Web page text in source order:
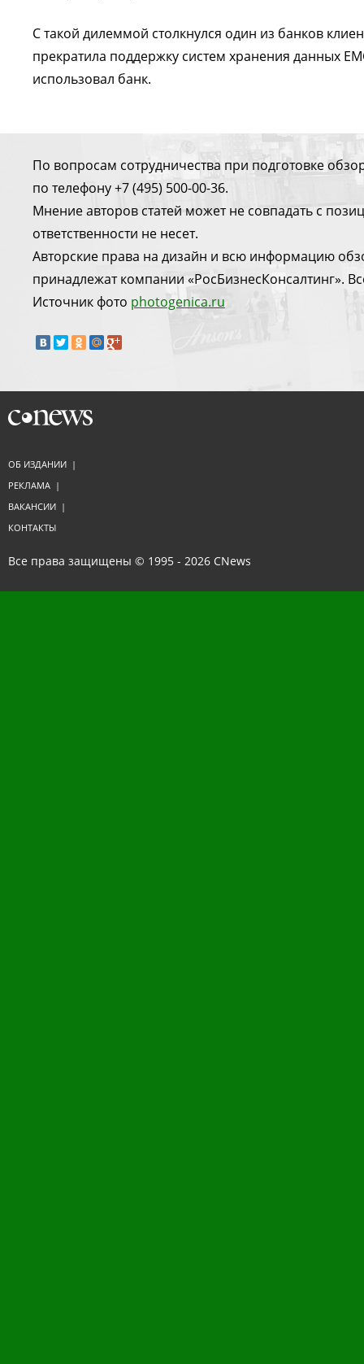
С такой дилеммой столкнулся один из банков
прекратила поддержку систем хранения данных
использовал банк.
По вопросам сотрудничества при подготовке
по телефону +7 (495) 500-00-36.
Мнение авторов статей может не совпадать с
ответственности не несет.
Авторские права на дизайн и всю информацию
принадлежат компании «РосБизнесКонсалтинг».
Источник фото photogenica.ru
ОБ ИЗДАНИИ |
РЕКЛАМА |
ВАКАНСИИ |
КОНТАКТЫ
Все права защищены © 1995 - 2026 CNews